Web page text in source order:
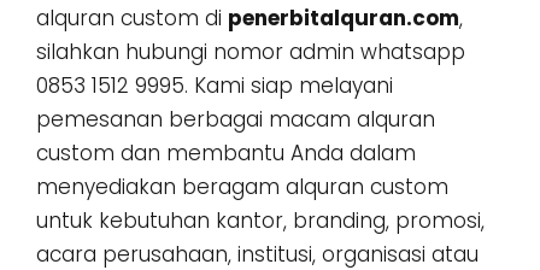
alquran custom di penerbitalquran.com,
silahkan hubungi nomor admin whatsapp
0853 1512 9995. Kami siap melayani
pemesanan berbagai macam alquran
custom dan membantu Anda dalam
menyediakan beragam alquran custom
untuk kebutuhan kantor, branding, promosi,
acara perusahaan, institusi, organisasi atau